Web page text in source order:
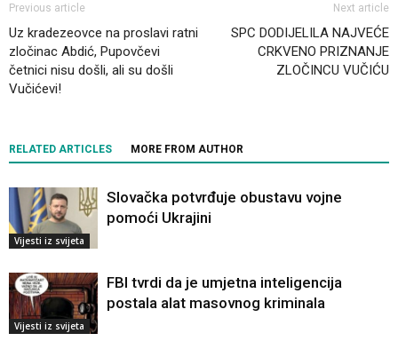
Previous article
Uz kradezeovce na proslavi ratni
zločinac Abdić, Pupovčevi
četnici nisu došli, ali su došli
Vučićevi!
Next article
SPC DODIJELILA NAJVEĆE
CRKVENO PRIZNANJE
ZLOČINCU VUČIĆU
RELATED ARTICLES MORE FROM AUTHOR
Vijesti iz svijeta
Slovačka potvrđuje obustavu vojne
pomoći Ukrajini
Vijesti iz svijeta
FBI tvrdi da je umjetna inteligencija
postala alat masovnog kriminala